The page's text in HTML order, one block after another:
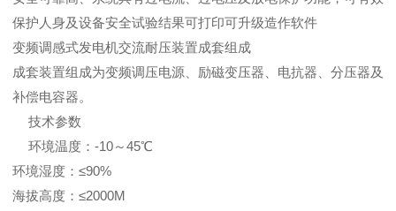
保护人身及设备安全试验结果可打印可升级造作软件
变频调感式发电机交流耐压装置成套组成
成套装置组成为变频调压电源、励磁变压器、电抗器、分压器及
补偿电容器。
技术参数
环境温度：-10～45℃
环境湿度：≤90%
海拔高度：≤2000M